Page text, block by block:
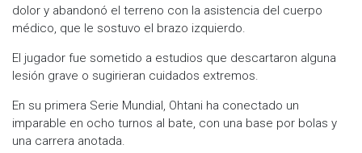
dolor y abandonó el terreno con la asistencia del cuerpo
médico, que le sostuvo el brazo izquierdo.
El jugador fue sometido a estudios que descartaron alguna
lesión grave o sugirieran cuidados extremos.
En su primera Serie Mundial, Ohtani ha conectado un
imparable en ocho turnos al bate, con una base por bolas y
una carrera anotada.